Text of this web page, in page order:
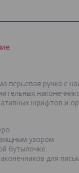
перьевая ручка с
шрифтов и
узором
бутылочке.
для